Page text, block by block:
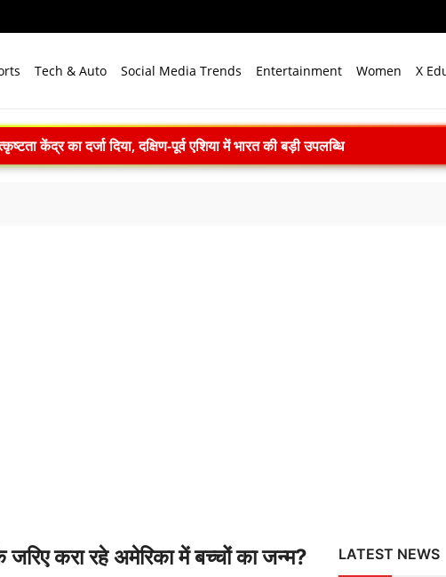
Tech & Auto Social Media Trends Entertainment Women X
का भंडाफोड़, अल्प्राजोलम और डायजेपाम जब्त
मानसून और समुद्री पारिस्थितिकी पर असर की आशंका
संजय सेठ बोले- आधुनिक तकनीक से मिलेगी बड़ी राहत
जरिए करा रहे अमेरिका में बच्चों का जन्म? LATEST NEWS